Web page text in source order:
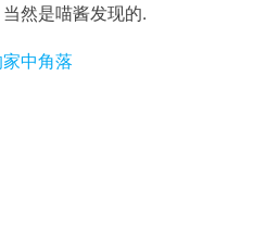
然是喵酱发现的.
中角落